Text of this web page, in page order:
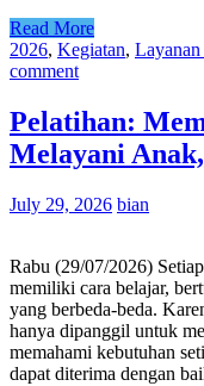
Read More
2026, Kegiatan,
comment
Pelatihan:
Melayani
July 29, 2026 bian
Rabu (29/07/2026)
memiliki cara belajar,
yang berbeda-beda.
hanya dipanggil untuk
memahami kebutuhan
dapat diterima dengan